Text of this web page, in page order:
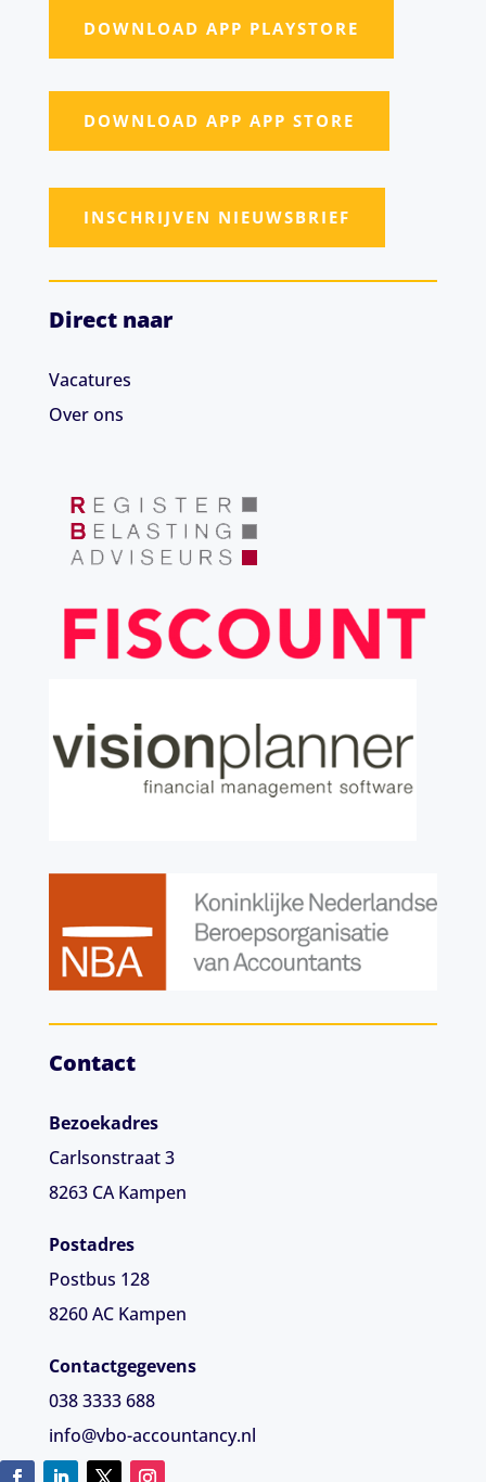
DOWNLOAD APP PLAYSTORE
DOWNLOAD APP APP STORE
INSCHRIJVEN NIEUWSBRIEF
Direct naar
Vacatures
Over ons
Contact
Bezoekadres
Carlsonstraat 3
8263 CA Kampen
Postadres
Postbus 128
8260 AC Kampen
Contactgegevens
038 3333 688
info@vbo-accountancy.nl